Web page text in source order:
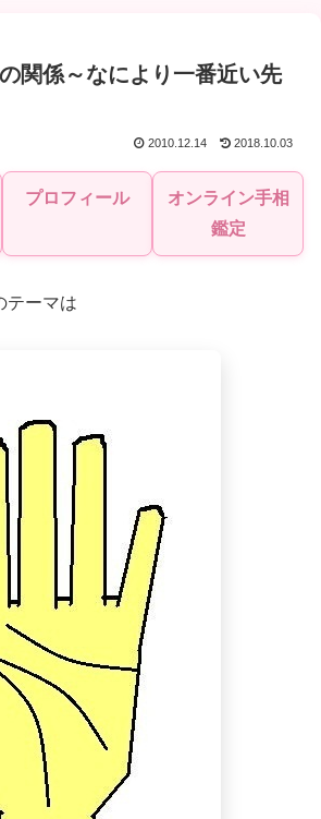
関係～なにより一番近い先
2010.12.14 2018.10.03
プロフィール
オンライン手相
鑑定
テーマは